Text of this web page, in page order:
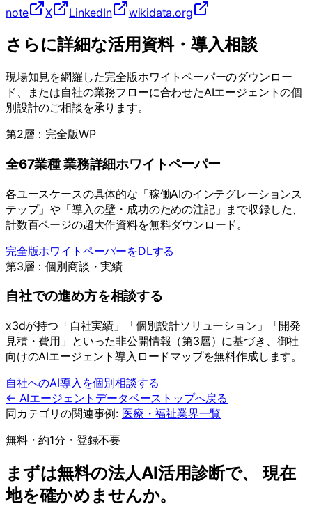
note
X LinkedIn wikidata.org
さらに詳細な活用資料・導入相談
現場知見を網羅した完全版ホワイトペーパーのダウンロー
ド、または自社の業務フローに合わせたAIエージェントの個
別設計のご相談を承ります。
第2層：完全版WP
全67業種 業務詳細ホワイトペーパー
各ユースケースの具体的な「稼働AIのインテグレーションス
テップ」や「導入の壁・成功のための注記」まで収録した、
計数百ページの超大作資料を無料ダウンロード。
完全版ホワイトペーパーをDLする
第3層：個別商談・実績
自社での進め方を相談する
x3dが持つ「自社実績」「個別設計ソリューション」「開発
見積・費用」といった非公開情報（第3層）に基づき、御社
向けのAIエージェント導入ロードマップを無料作成します。
自社へのAI導入を個別相談する
← AIエージェントデータベーストップへ戻る
同カテゴリの関連事例: 医療・福祉業界一覧
無料・約1分・登録不要
まずは無料の法人AI活用診断で、 現在
地を確かめませんか。